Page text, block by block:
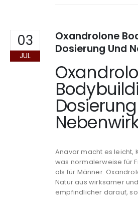
03
JUL
Oxandrolone
Dosierung Und
Anavar macht es leicht,
was normalerweise für
als für Männer.
Natur aus wirksamer
empfindlicher darauf,